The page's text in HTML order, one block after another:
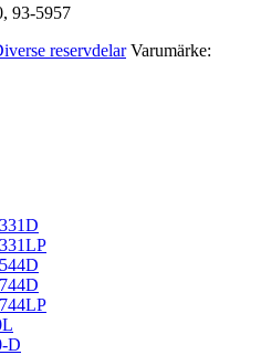
93-5957
reservdelar Varumärke:
D